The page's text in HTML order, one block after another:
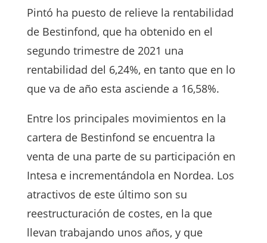
Pintó ha puesto de relieve la rentabilidad
de Bestinfond, que ha obtenido en el
segundo trimestre de 2021 una
rentabilidad del 6,24%, en tanto que en lo
que va de año esta asciende a 16,58%.
Entre los principales movimientos en la
cartera de Bestinfond se encuentra la
venta de una parte de su participación en
Intesa e incrementándola en Nordea. Los
atractivos de este último son su
reestructuración de costes, en la que
llevan trabajando unos años, y que